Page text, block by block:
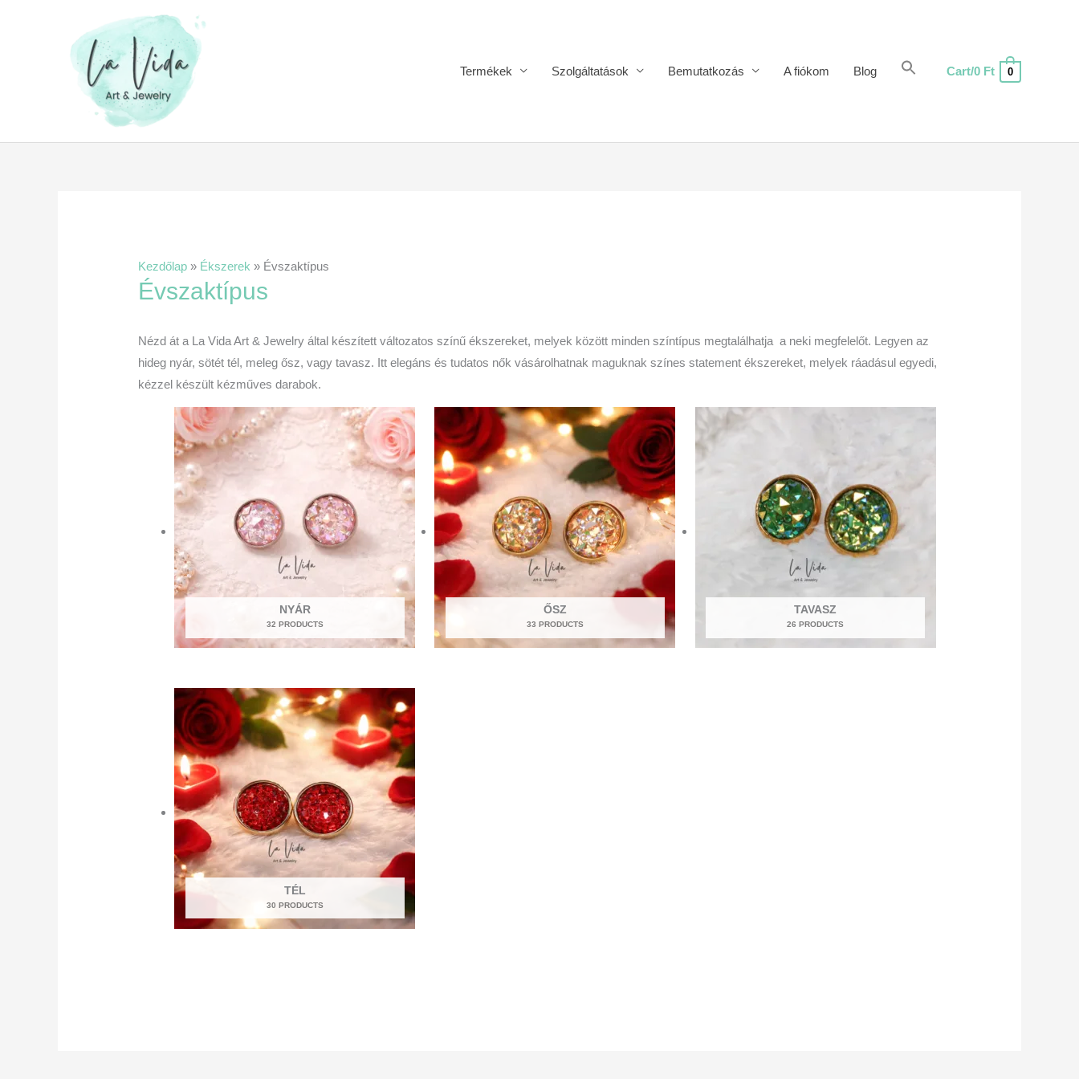
Termékek
Szolgáltatások Bemutatkozás A fiókom Blog Cart/0 Ft 0
Kezdőlap » Ékszerek » Évszaktípus
Évszaktípus
Nézd át a La Vida Art & Jewelry által készített változatos színű ékszereket, melyek között minden színtípus megtalálhatja a neki megfelelőt. Legyen az
hideg nyár, sötét tél, meleg ősz, vagy tavasz. Itt elegáns és tudatos nők vásárolhatnak maguknak színes statement ékszereket, melyek ráadásul egyedi,
kézzel készült kézműves darabok.
NYÁR
32 PRODUCTS
ŐSZ
33 PRODUCTS
TAVASZ
26 PRODUCTS
TÉL
30 PRODUCTS